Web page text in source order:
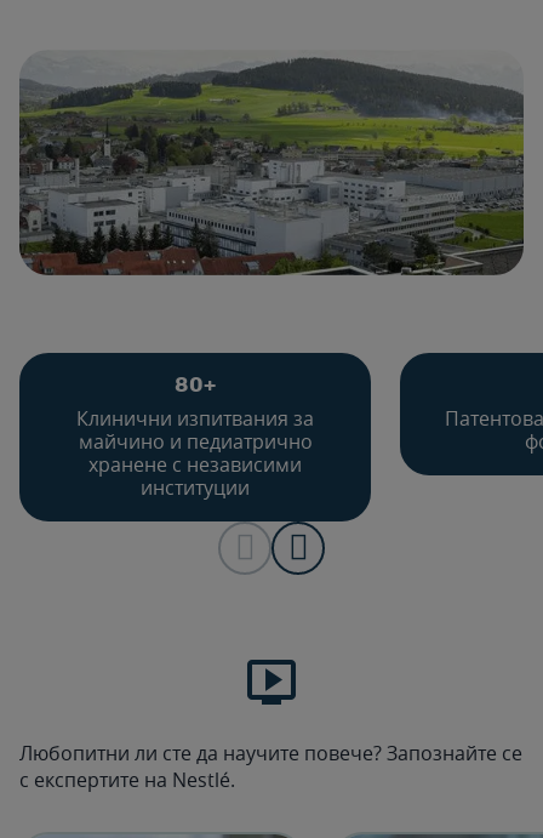
80+
Клинични изпитвания за
майчино и педиатрично
хранене с независими
институции

Любопитни ли сте да научите повече? Запознайте се
с експертите на Nestlé.